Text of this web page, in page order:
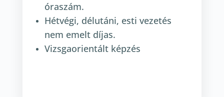
óraszám.
Hétvégi, délutáni, esti vezetés
nem emelt díjas.
Vizsgaorientált képzés